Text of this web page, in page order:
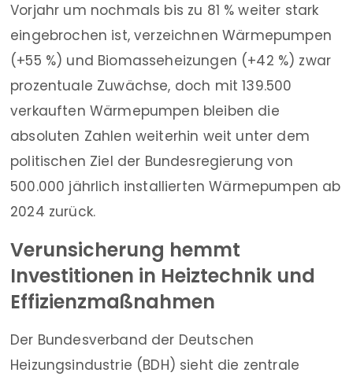
Vorjahr um nochmals bis zu 81 % weiter stark
eingebrochen ist, verzeichnen Wärmepumpen
(+55 %) und Biomasseheizungen (+42 %) zwar
prozentuale Zuwächse, doch mit 139.500
verkauften Wärmepumpen bleiben die
absoluten Zahlen weiterhin weit unter dem
politischen Ziel der Bundesregierung von
500.000 jährlich installierten Wärmepumpen ab
2024 zurück.
Verunsicherung hemmt
Investitionen in Heiztechnik und
Effizienzmaßnahmen
Der Bundesverband der Deutschen
Heizungsindustrie (BDH) sieht die zentrale